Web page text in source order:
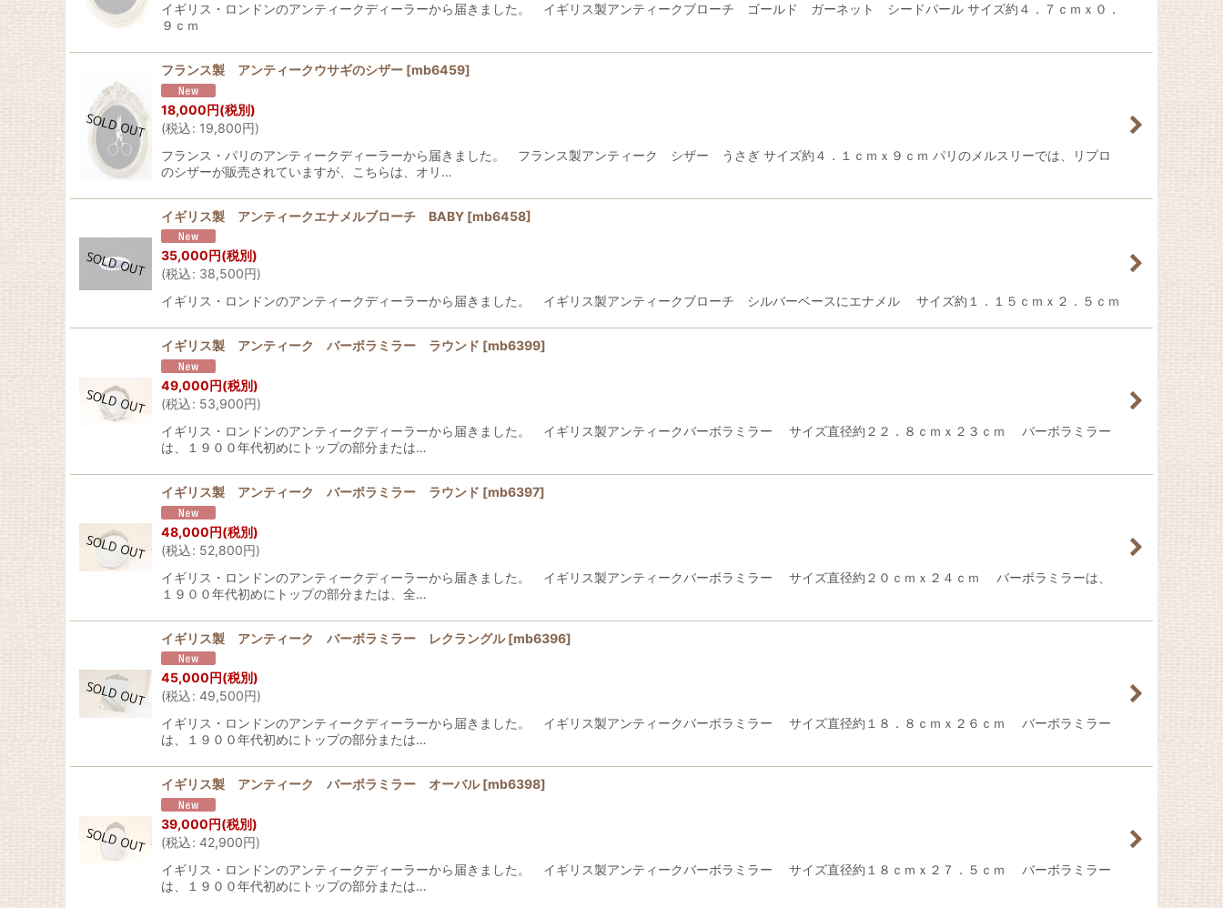
イギリス・ロンドンのアンティークディーラーから届きました。 イギリス製アンティークブローチ ゴールド ガーネット シードパール サイズ約４．７ｃｍｘ０．
９ｃｍ
フランス製 アンティークウサギのシザー [mb6459]
18,000円(税別)
(税込: 19,800円)
フランス・パリのアンティークディーラーから届きました。 フランス製アンティーク シザー うさぎ サイズ約４．１ｃｍｘ９ｃｍ パリのメルスリーでは、リプロ
のシザーが販売されていますが、こちらは、オリ…
イギリス製 アンティークエナメルブローチ BABY [mb6458]
35,000円(税別)
(税込: 38,500円)
イギリス・ロンドンのアンティークディーラーから届きました。 イギリス製アンティークブローチ シルバーベースにエナメル サイズ約１．１５ｃｍｘ２．５ｃｍ
イギリス製 アンティーク バーボラミラー ラウンド [mb6399]
49,000円(税別)
(税込: 53,900円)
イギリス・ロンドンのアンティークディーラーから届きました。 イギリス製アンティークバーボラミラー サイズ直径約２２．８ｃｍｘ２３ｃｍ バーボラミラー
は、１９００年代初めにトップの部分または…
イギリス製 アンティーク バーボラミラー ラウンド [mb6397]
48,000円(税別)
(税込: 52,800円)
イギリス・ロンドンのアンティークディーラーから届きました。 イギリス製アンティークバーボラミラー サイズ直径約２０ｃｍｘ２４ｃｍ バーボラミラーは、
１９００年代初めにトップの部分または、全…
イギリス製 アンティーク バーボラミラー レクラングル [mb6396]
45,000円(税別)
(税込: 49,500円)
イギリス・ロンドンのアンティークディーラーから届きました。 イギリス製アンティークバーボラミラー サイズ直径約１８．８ｃｍｘ２６ｃｍ バーボラミラー
は、１９００年代初めにトップの部分または…
イギリス製 アンティーク バーボラミラー オーバル [mb6398]
39,000円(税別)
(税込: 42,900円)
イギリス・ロンドンのアンティークディーラーから届きました。 イギリス製アンティークバーボラミラー サイズ直径約１８ｃｍｘ２７．５ｃｍ バーボラミラー
は、１９００年代初めにトップの部分または…